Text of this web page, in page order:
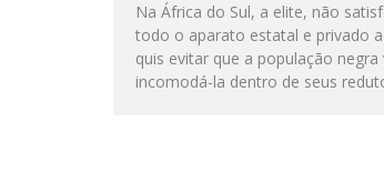
Na África do Sul, a elite, não
todo o aparato estatal e privado
quis evitar que a população negra
incomodá-la dentro de seus